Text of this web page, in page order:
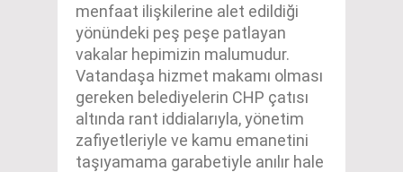
menfaat ilişkilerine alet edildiği
yönündeki peş peşe patlayan
vakalar hepimizin malumudur.
Vatandaşa hizmet makamı olması
gereken belediyelerin CHP çatısı
altında rant iddialarıyla, yönetim
zafiyetleriyle ve kamu emanetini
taşıyamama garabetiyle anılır hale